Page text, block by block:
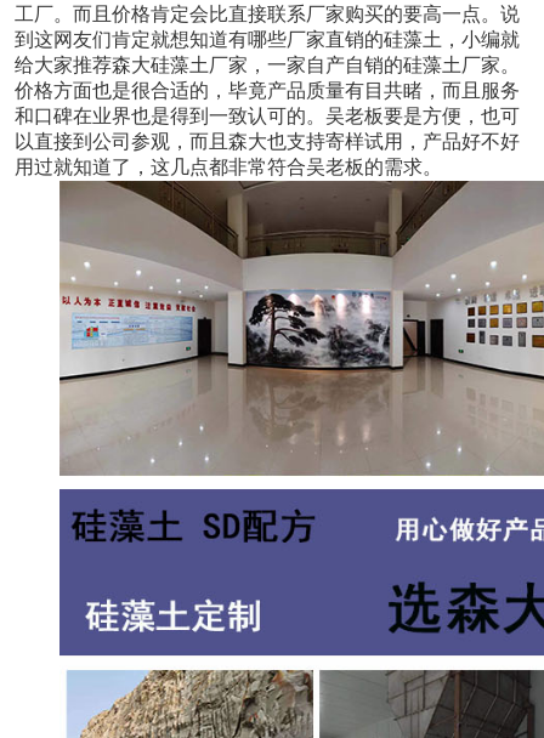
工厂。而且价格肯定会比直接联系厂家购买的要高一点。说
到这网友们肯定就想知道有哪些厂家直销的硅藻土，小编就
给大家推荐森大硅藻土厂家，一家自产自销的硅藻土厂家。
价格方面也是很合适的，毕竟产品质量有目共睹，而且服务
和口碑在业界也是得到一致认可的。吴老板要是方便，也可
以直接到公司参观，而且森大也支持寄样试用，产品好不好
用过就知道了，这几点都非常符合吴老板的需求。